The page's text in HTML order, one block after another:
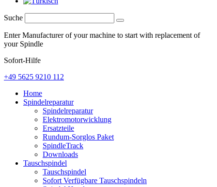
Suche
Enter Manufacturer of your machine to start with replacement of
your Spindle
Sofort-Hilfe
+49 5625 9210 112
Home
Spindelreparatur
Spindelreparatur
Elektromotorwicklung
Ersatzteile
Rundum-Sorglos Paket
SpindleTrack
Downloads
Tauschspindel
Tauschspindel
Sofort Verfügbare Tauschspindeln